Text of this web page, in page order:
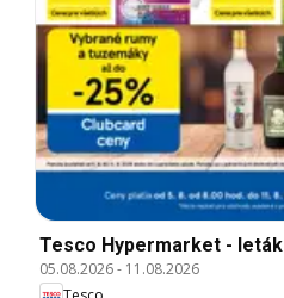
Tesco Hypermarket - leták
05.08.2026- 11.08.2026